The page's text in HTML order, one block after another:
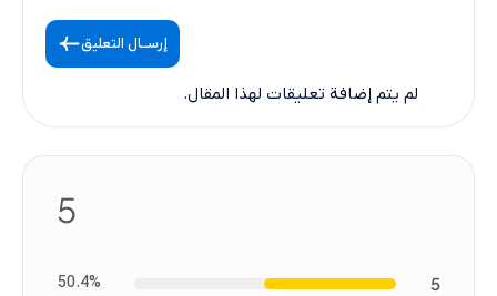
إرســال التعليق
لم يتم إضافة تعليقات لهذا المقال.
5
5
50.4%